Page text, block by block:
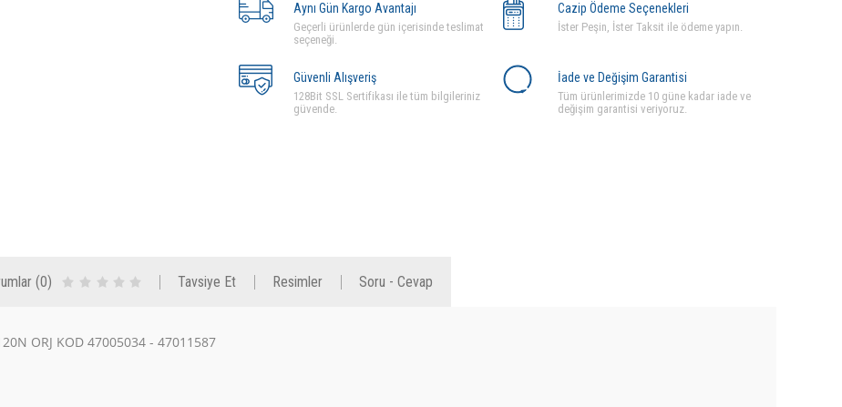
Aynı Gün Kargo Avantajı
Geçerli ürünlerde gün içerisinde teslimat
seçeneği.
Cazip Ödeme Seçenekleri
İster Peşin, İster Taksit ile ödeme yapın.
Güvenli Alışveriş
128Bit SSL Sertifikası ile tüm bilgileriniz
güvende.
İade ve Değişim Garantisi
Tüm ürünlerimizde 10 güne kadar iade ve
değişim garantisi veriyoruz.
(0) Tavsiye Et Resimler Soru - Cevap
ORJ KOD 47005034 - 47011587